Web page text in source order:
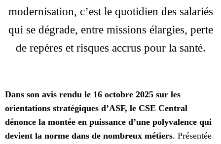
modernisation, c’est le quotidien des salariés
qui se dégrade, entre missions élargies, perte
de repères et risques accrus pour la santé.
Dans son avis rendu le 16 octobre 2025 sur les
orientations stratégiques d’ASF, le CSE Central
dénonce la montée en puissance d’une polyvalence qui
devient la norme dans de nombreux métiers. Présentée